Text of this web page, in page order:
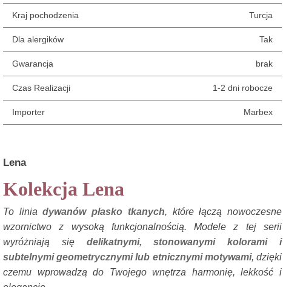
Kraj pochodzenia Turcja
Dla alergików Tak
Gwarancja brak
Czas Realizacji 1-2 dni robocze
Importer Marbex
Lena
Kolekcja Lena
To liniadywanów płasko tkanych, które łączą nowoczesne
wzornictwo z wysoką funkcjonalnością. Modele z tej serii
wyróżniają się delikatnymi, stonowanymi kolorami i
subtelnymi geometrycznymi lub etnicznymi motywami, dzięki
czemu wprowadzą do Twojego wnętrza harmonię, lekkość i